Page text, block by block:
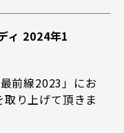
ィ 2024年1
前線2023」にお
り上げて頂きま